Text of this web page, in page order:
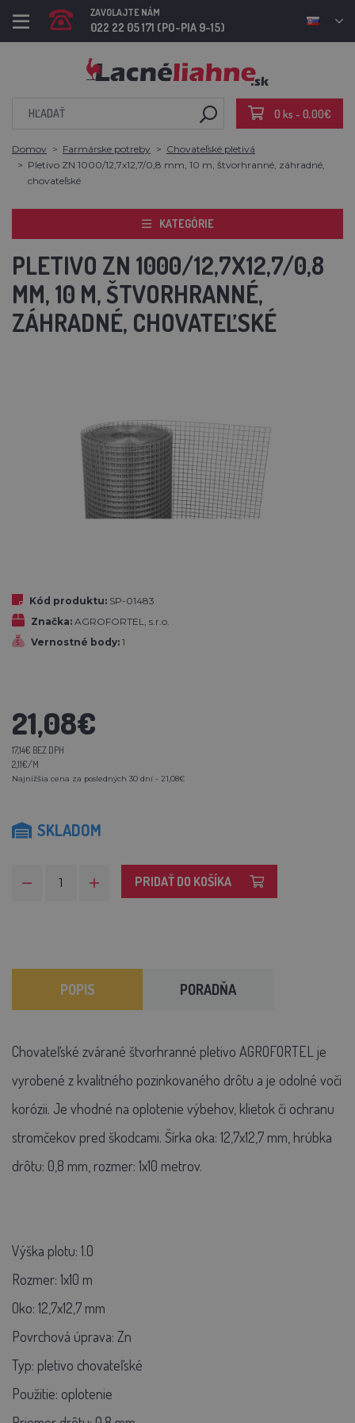
ZAVOLAJTE NÁM
022 22 05 171 (PO-PIA 9-15)
0 ks - 0,00€
Domov Farmárske potreby
Chovateľské pletivá
Pletivo ZN 1000/12,7x12,7/0,8 mm, 10 m, štvorhranné, záhradné,
chovateľské
KATEGÓRIE
PLETIVO ZN 1000/12,7X12,7/0,8
MM, 10 M, ŠTVORHRANNÉ,
ZÁHRADNÉ, CHOVATEĽSKÉ
Kód produktu: SP-01483
Značka: AGROFORTEL, s.r.o.
Vernostné body: 1
21,08€
17,14€ BEZ DPH
2,11€/M
Najnižšia cena za posledných 30 dní - 21,08€
SKLADOM
PRIDAŤ DO KOŠÍKA
POPIS PORADŇA
Chovateľské zvárané štvorhranné pletivo AGROFORTEL je
vyrobené z kvalitného pozinkovaného drôtu a je odolné voči
korózii. Je vhodné na oplotenie výbehov, klietok či ochranu
stromčekov pred škodcami. Šírka oka: 12,7x12,7 mm, hrúbka
drôtu: 0,8 mm, rozmer: 1x10 metrov.
Výška plotu: 1.0
Rozmer: 1x10 m
Oko: 12,7x12,7 mm
Povrchová úprava: Zn
Typ: pletivo chovateľské
Použitie: oplotenie